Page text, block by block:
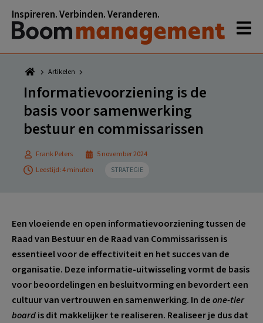
naar
hoofdnavigatie
naar
hoofd
inhoud
naar
eerste
sidebar
naar
voettekst
Inspireren. Verbinden. Veranderen.
Artikelen
Informatievoorziening is de
basis voor samenwerking
bestuur en commissarissen
Frank Peters
5 november 2024
Leestijd: 4 minuten
STRATEGIE
Een vloeiende en open informatievoorziening tussen de
Raad van Bestuur en de Raad van Commissarissen is
essentieel voor de effectiviteit en het succes van de
organisatie. Deze informatie-uitwisseling vormt de basis
voor beoordelingen en besluitvorming en bevordert een
cultuur van vertrouwen en samenwerking. In deone-tier
boardis dit makkelijker te realiseren. Realiseer je dus dat